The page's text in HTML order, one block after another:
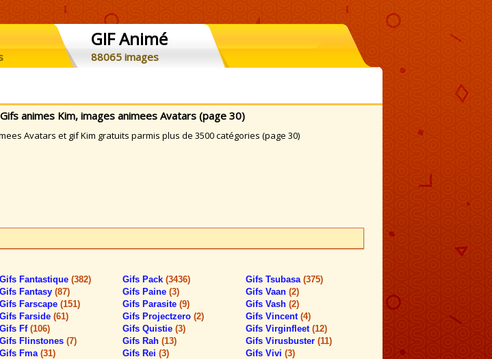
GIF Animé
88065 images
Gifs animes Kim, images animees Avatars (page 30)
Avatars et gif Kim gratuits parmis plus de 3500 catégories (page 30)
Gifs Fantastique (382)
Gifs Fantasy (87)
Gifs Farscape (151)
Gifs Farside (61)
Gifs Ff (106)
Gifs Flinstones (7)
Gifs Fma (31)
Gifs Pack (3436)
Gifs Paine (3)
Gifs Parasite (9)
Gifs Projectzero (2)
Gifs Quistie (3)
Gifs Rah (13)
Gifs Rei (3)
Gifs Tsubasa (375)
Gifs Vaan (2)
Gifs Vash (2)
Gifs Vincent (4)
Gifs Virginfleet (12)
Gifs Virusbuster (11)
Gifs Vivi (3)